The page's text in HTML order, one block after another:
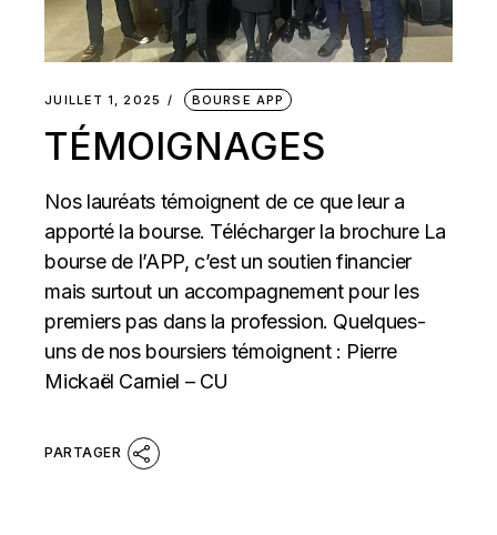
JUILLET 1, 2025 BOURSE APP
TÉMOIGNAGES
Nos lauréats témoignent de ce que leur a
apporté la bourse. Télécharger la brochure La
bourse de l’APP, c’est un soutien financier
mais surtout un accompagnement pour les
premiers pas dans la profession. Quelques-
uns de nos boursiers témoignent : Pierre
Mickaël Carniel – CU